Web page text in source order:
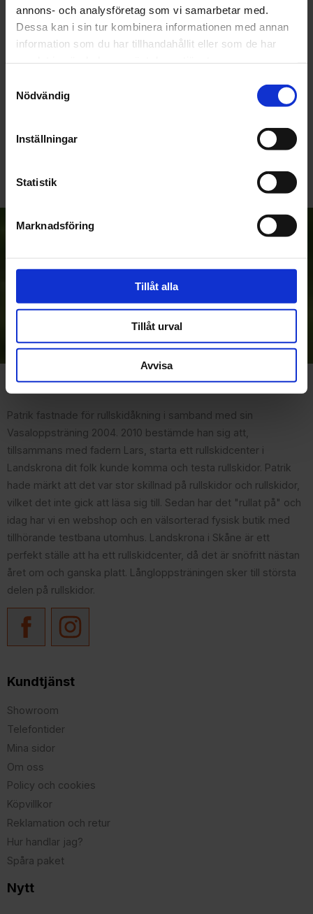
annons- och analysföretag som vi samarbetar med.
Dessa kan i sin tur kombinera informationen med annan
information som du har tillhandahållit eller som de har
Nödvändig
Inställningar
Statistik
Marknadsföring
Tillåt alla
Tillåt urval
Avvisa
Du
Dina personuppgifter behandlas i enlighet med vår
Om Rullskidcenter
Patrik fastnade för rullskidåkning i samband med sin
Vasaloppsträning 2004. 2010 bestämde han sig att,
tillsammans med fadern Lars, starta ett rullskidcenter i
Landskrona dit folk kunde komma och testa rullskidor. Patrik
hade märkt att det var stor skillnad på rullskidor och rullskidor,
vilket det inte gick att läsa sig till. Sedan har det "rullat på" och
idag har vi en webshop och en välsorterad fysisk butik med
tillhörande testbana utomhus. Landskrona i Skåne är ett
perfekt ställe att ha ett rullskidcenter, då det är snöfritt nästan
året om och ganska platt. Långloppsträningen sker till största
delen på rullskidor.
Kundtjänst
Showroom
Telefontider
Mina sidor
Om oss
Policy och cookies
Köpvillkor
Reklamation och retur
Hur handlar jag?
Spåra paket
Nytt